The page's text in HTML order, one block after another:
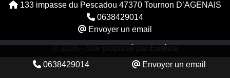
133 impasse du Pescadou 47370 Tournon D’AGENAIS
0638429014
Envoyer un email
0638429014
Envoyer un email